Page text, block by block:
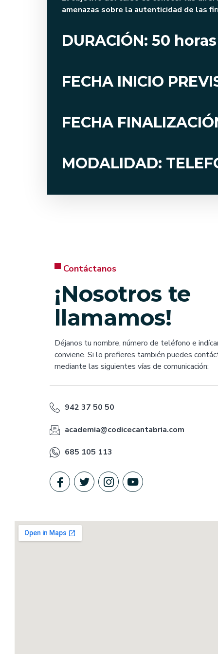
amenazas sobre la autenticidad de las
DURACIÓN: 50 horas
FECHA INICIO
FECHA
MODALIDAD:
Contáctanos
¡Nosotros te
llamamos!
Déjanos tu nombre, número de teléfono e
conviene. Si lo prefieres también puedes
mediante las siguientes vías de comunicación:
942 37 50 50
academia@codicecantabria.com
685 105 113